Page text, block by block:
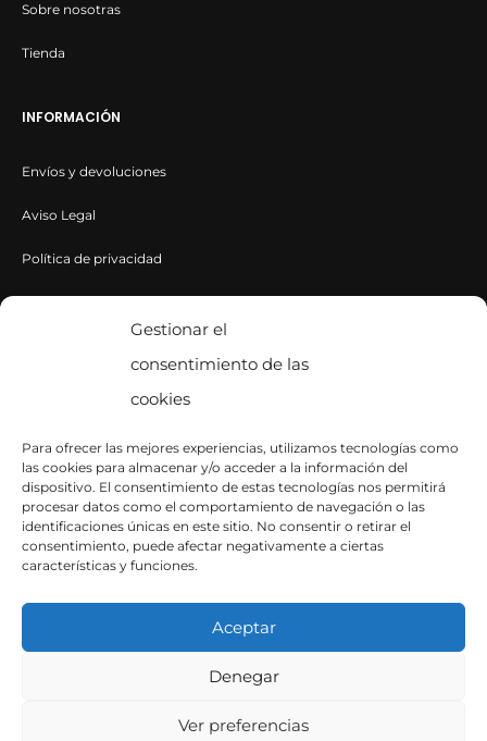
Gestionar el
consentimiento de las
cookies
Para ofrecer las mejores experiencias, utilizamos tecnologías como
las cookies para almacenar y/o acceder a la información del
dispositivo. El consentimiento de estas tecnologías nos permitirá
procesar datos como el comportamiento de navegación o las
identificaciones únicas en este sitio. No consentir o retirar el
consentimiento, puede afectar negativamente a ciertas
características y funciones.
Aceptar
Denegar
Ver preferencias
Sobre nosotras
Tienda
INFORMACIÓN
Envíos y devoluciones
Aviso Legal
Política de privacidad
CONTACTA CON NOSOTROS
SÍGUENOS EN INSTAGRAM